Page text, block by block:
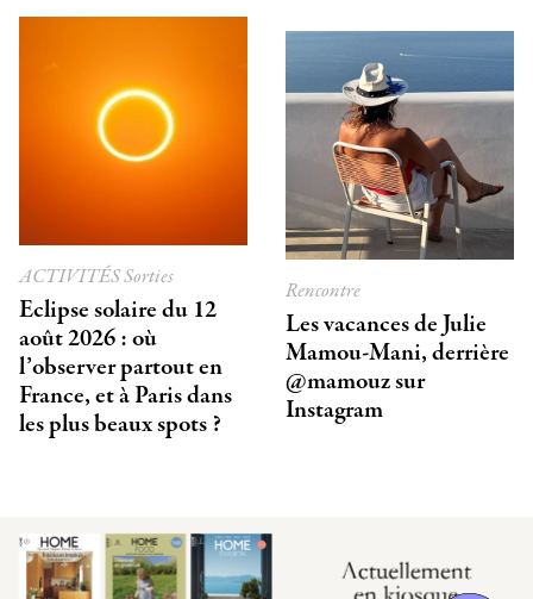
ACTIVITÉSSorties
Eclipse solaire du 12
août 2026 : où
l’observer partout en
France, et à Paris dans
les plus beaux spots ?
Rencontre
Les vacances de Julie
Mamou-Mani, derrière
@mamouz sur
Instagram